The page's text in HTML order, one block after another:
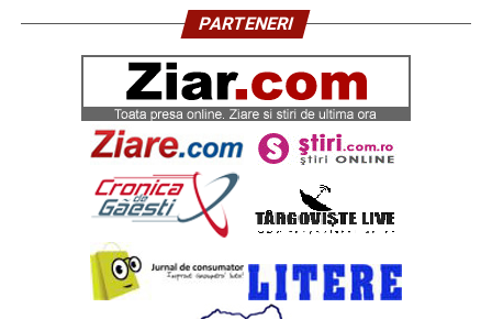
PARTENERI